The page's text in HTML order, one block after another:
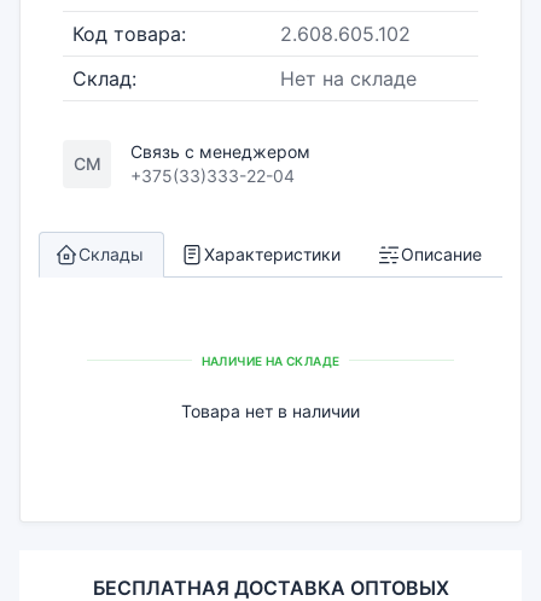
Код товара:
2.608.605.102
Склад:
Нет на складе
СМ
Связь с менеджером
+375(33)333-22-04
Склады Характеристики Описание
НАЛИЧИЕ НА СКЛАДЕ
Товара нет в наличии
БЕСПЛАТНАЯ ДОСТАВКА ОПТОВЫХ